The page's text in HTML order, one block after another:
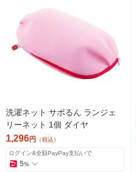
洗濯ネット サボるん ランジェ
リーネット 1個 ダイヤ
1,296円 （税込）
ログイン&全額PayPay支払いで
5%